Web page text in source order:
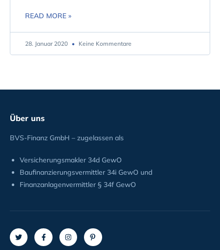
READ MORE »
28. Januar 2020 Keine Kommentare
Über uns
BVS-Finanz GmbH – zugelassen als
Versicherungsmakler 34d GewO
Baufinanzierungsvermittler 34i GewO und
Finanzanlagenvermittler § 34f GewO